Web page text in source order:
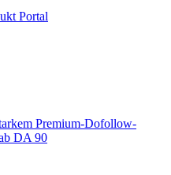
Portal
Premium-Dofollow-
DA 90